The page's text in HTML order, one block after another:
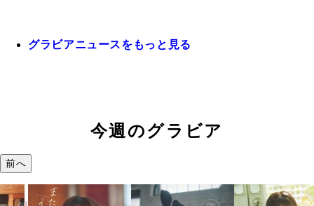
グラビアニュースをもっと見る
今週のグラビア
前へ